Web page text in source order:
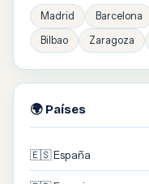
Madrid Barcelona
Bilbao
Zaragoza
🌍 Países
🇪🇸 España